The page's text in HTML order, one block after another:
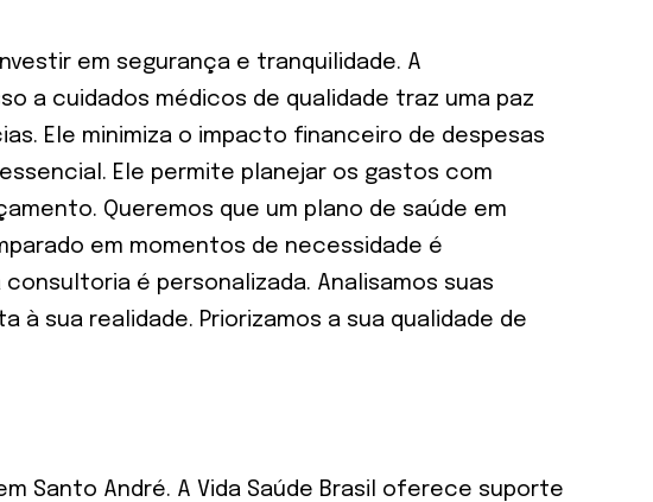
em segurança e tranquilidade. A
a cuidados médicos de qualidade traz uma paz
Ele minimiza o impacto financeiro de despesas
Ele permite planejar os gastos com
Queremos que um plano de saúde em
em momentos de necessidade é
é personalizada. Analisamos suas
à sua realidade. Priorizamos a sua qualidade de
Santo André. A Vida Saúde Brasil oferece suporte